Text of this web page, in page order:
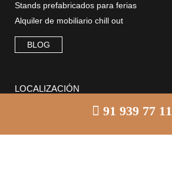
Stands prefabricados para ferias
Alquiler de mobiliario chill out
BLOG
LOCALIZACIÓN
91 939 77 11